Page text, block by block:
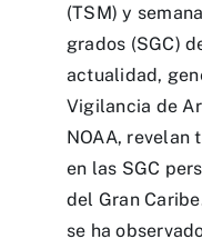
(TSM) y
grados (SGC)
actualidad,
Vigilancia de
NOAA, revelan
en las SGC
del Gran
se ha